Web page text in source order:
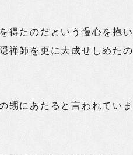
得たのだという慢心を抱い
禅師を更に大成せしめたの
甥にあたると言われていま